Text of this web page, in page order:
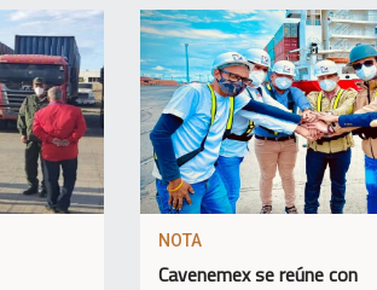
NOTA
Cavenemex se reúne con